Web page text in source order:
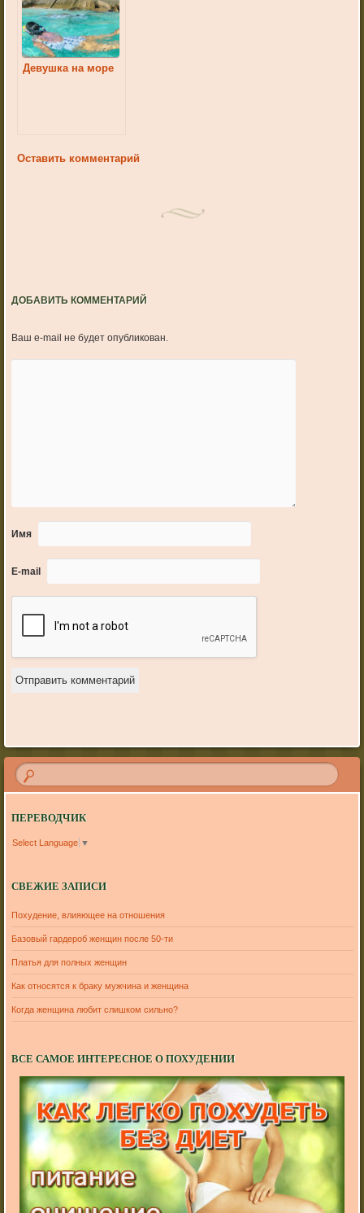
Девушка на море
Оставить комментарий
ДОБАВИТЬ КОММЕНТАРИЙ
Ваш e-mail не будет опубликован.
Имя
E-mail
ПЕРЕВОДЧИК
Select Language ▼
СВЕЖИЕ ЗАПИСИ
Похудение, влияющее на отношения
Базовый гардероб женщин после 50-ти
Платья для полных женщин
Как относятся к браку мужчина и женщина
Когда женщина любит слишком сильно?
ВСЕ САМОЕ ИНТЕРЕСНОЕ О ПОХУДЕНИИ